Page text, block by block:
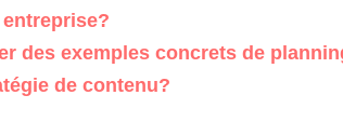
des exemples concrets de
de contenu?